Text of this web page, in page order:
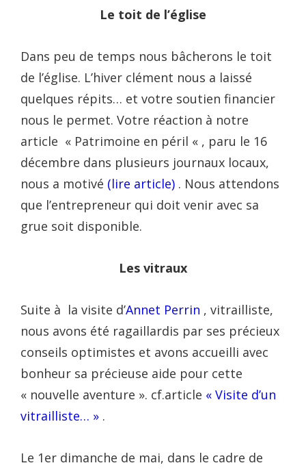
Le toit de l’église
Dans peu de temps nous bâcherons le toit
de l’église. L’hiver clément nous a laissé
quelques répits… et votre soutien financier
nous le permet. Votre réaction à notre
article « Patrimoine en péril « , paru le 16
décembre dans plusieurs journaux locaux,
nous a motivé (lire article) . Nous attendons
que l’entrepreneur qui doit venir avec sa
grue soit disponible.
Les vitraux
Suite à la visite d’Annet Perrin , vitrailliste,
nous avons été ragaillardis par ses précieux
conseils optimistes et avons accueilli avec
bonheur sa précieuse aide pour cette
« nouvelle aventure ». cf.article « Visite d’un
vitrailliste… » .
Le 1er dimanche de mai, dans le cadre de